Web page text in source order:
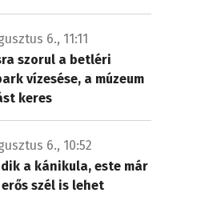
6., 11:11
szorul a betléri
vízesése, a múzeum
keres
6., 10:52
a kánikula, este már
szél is lehet